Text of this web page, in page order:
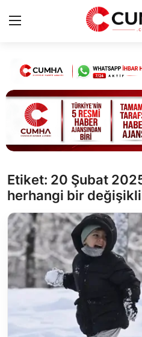
Kurumsal
Cumhurbaşkanlığı
Bakanlıklar
Siyasi Partiler
Yerel Yönetimler
Mülki İdare
Toplum ve Yaşam
Sivil Toplum Kuruluşları
Etiket: 20 Şubat
herhangi bir